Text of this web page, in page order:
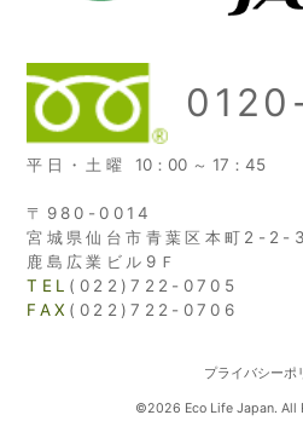
平日・土曜 10：00 ～ 17：45
〒980-0014
宮城県仙台市青葉区本町2-2-3
鹿島広業ビル9Ｆ
TEL (022)722-0705
FAX (022)722-0706
プライバシーポ
©2026 Eco Life Japan. All